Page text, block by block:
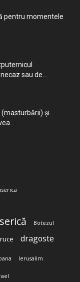
pentru momentele
sau de...
(masturbării) şi
Botezul
dragoste
Ierusalim